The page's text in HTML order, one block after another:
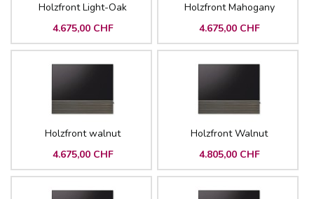
Holzfront Light-Oak
4.675,00 CHF
Holzfront Mahogany
4.675,00 CHF
Holzfront walnut
4.675,00 CHF
Holzfront Walnut
4.805,00 CHF